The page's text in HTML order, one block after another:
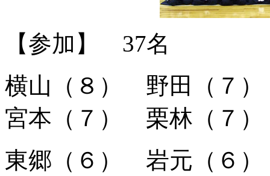
【参加】 37名
横山（８） 野田（７
宮本（７） 栗林（７
東郷（６） 岩元（６